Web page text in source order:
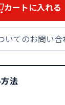
カートに入れる
いてのお問い合
法